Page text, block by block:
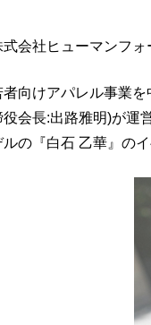
式会社ヒューマンフ
者向けアパレル事業
役会長:出路雅明)が運
ルの『白石 乙華』の